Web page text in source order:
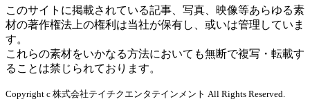
このサイトに掲載されている記事、写真、映像等あらゆる素
材の著作権法上の権利は当社が保有し、或いは管理していま
す。
これらの素材をいかなる方法においても無断で複写・転載す
ることは禁じられております。
Copyright c 株式会社テイチクエンタテインメント All Rights Reserved.